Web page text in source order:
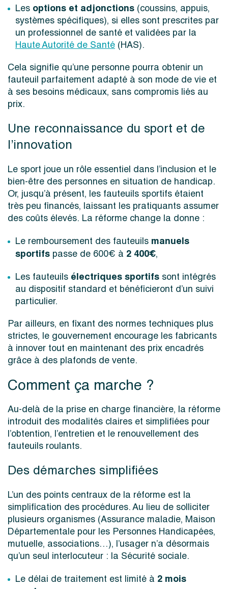
Les options et adjonctions (coussins, appuis,
systèmes spécifiques), si elles sont prescrites par
un professionnel de santé et validées par la
Haute Autorité de Santé (HAS).
Cela signifie qu’une personne pourra obtenir un
fauteuil parfaitement adapté à son mode de vie et
à ses besoins médicaux, sans compromis liés au
prix.
Une reconnaissance du sport et de
l’innovation
Le sport joue un rôle essentiel dans l’inclusion et le
bien-être des personnes en situation de handicap.
Or, jusqu’à présent, les fauteuils sportifs étaient
très peu financés, laissant les pratiquants assumer
des coûts élevés. La réforme change la donne :
Le remboursement des fauteuils manuels
sportifs passe de 600€ à 2 400€,
Les fauteuils électriques sportifs sont intégrés
au dispositif standard et bénéficieront d’un suivi
particulier.
Par ailleurs, en fixant des normes techniques plus
strictes, le gouvernement encourage les fabricants
à innover tout en maintenant des prix encadrés
grâce à des plafonds de vente.
Comment ça marche ?
Au-delà de la prise en charge financière, la réforme
introduit des modalités claires et simplifiées pour
l’obtention, l’entretien et le renouvellement des
fauteuils roulants.
Des démarches simplifiées
L’un des points centraux de la réforme est la
simplification des procédures. Au lieu de solliciter
plusieurs organismes (Assurance maladie, Maison
Départementale pour les Personnes Handicapées,
mutuelle, associations…), l’usager n’a désormais
qu’un seul interlocuteur : la Sécurité sociale.
Le délai de traitement est limité à 2 mois